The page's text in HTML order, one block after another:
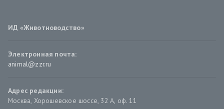
ИД «Животноводство»
Электронная почта:
animal@zzr.ru
Адрес редакции:
Москва, Хорошевское шоссе, 32 А, оф. 11